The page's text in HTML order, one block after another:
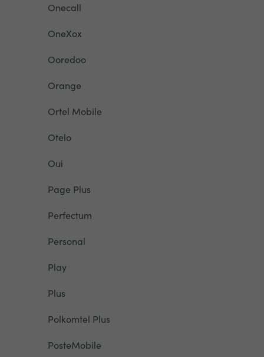
Onecall
OneXox
Ooredoo
Orange
Ortel Mobile
Otelo
Oui
Page Plus
Perfectum
Personal
Play
Plus
Polkomtel Plus
PosteMobile